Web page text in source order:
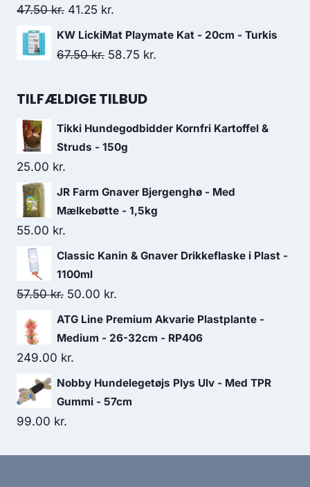
47.50kr. Den
oprindelige
pris
47.50 kr..
41.25 kr.
aktuelle
pris
41.25 kr..
KW LickiMat Playmate Kat - 20cm - Turkis
67.50kr. Den
pris
67.50 kr..
58.75 kr.
58.75 kr..
TILFÆLDIGE TILBUD
Tikki Hundegodbidder Kornfri Kartoffel &
Struds - 150g
25.00 kr.
JR Farm Gnaver Bjergenghø - Med
Mælkebøtte - 1,5kg
55.00 kr.
Classic Kanin & Gnaver Drikkeflaske i Plast -
1100ml
57.50kr. Den
oprindelige
pris
var:
57.50 kr..
50.00 kr.
aktuelle
pris
50.00 kr..
ATG Line Premium Akvarie Plastplante -
Medium - 26-32cm - RP406
249.00 kr.
Nobby Hundelegetøjs Plys Ulv - Med TPR
Gummi - 57cm
99.00 kr.